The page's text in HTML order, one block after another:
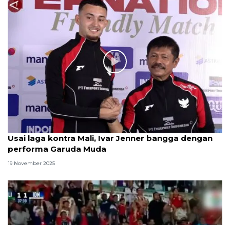
Usai laga kontra Mali, Ivar Jenner bangga dengan
performa Garuda Muda
19 November 2025